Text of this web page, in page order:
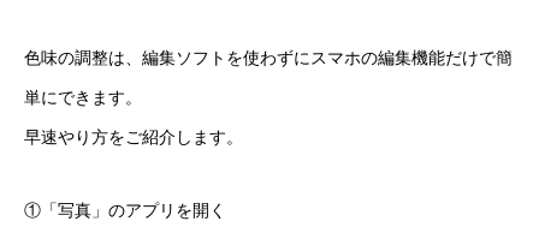
色味の調整は、編集ソフトを使わずにスマホの編集機能だけで簡
単にできます。
早速やり方をご紹介します。
①「写真」のアプリを開く